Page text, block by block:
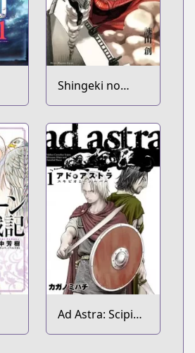
Shingeki no
Kyojin
Ad Astra: Scipio
to Hannibal